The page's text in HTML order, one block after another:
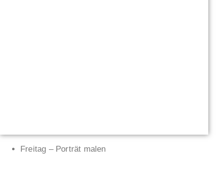
Freitag – Porträt malen